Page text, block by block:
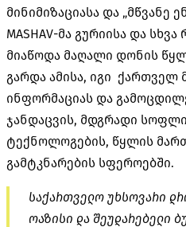
მინიმიზაციასა და „მწვანე
MASHAV-მა გურიისა და
მიაწოდა მაღალი დონის
გარდა ამისა, იგი ქართველ
ინფორმაციას და
ჯანდაცვის, მდგრადი
ტექნოლოგების, წყლის
გამტკნარების სფეროებში.
საქართველო უხსოვარი
ოაზისი და შეუდარებელი